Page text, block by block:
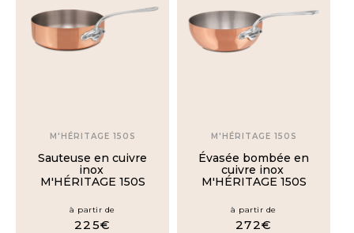
Moins
de
200€
600€
M'HÉRITAGE 150S
Sauteuse en cuivre
inox
M'HÉRITAGE 150S
à partir de
225€
M'HÉRITAGE 150S
Évasée bombée en
cuivre inox
M'HÉRITAGE 150S
à partir de
272€